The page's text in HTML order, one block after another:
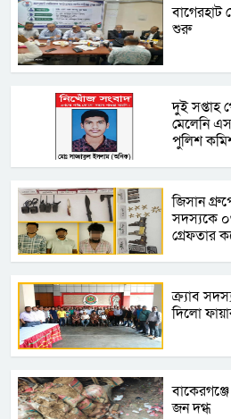
বাগেরহাট
শুরু
দু্ই সপ্তাহ
মেলেনি
পুলিশ
জিসান
সদস্যকে
গ্রেফতার
ক্র্যাব
দিলো
জন দগ্ধ